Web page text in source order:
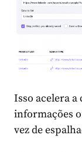
Isso acelera a
informações
vez de